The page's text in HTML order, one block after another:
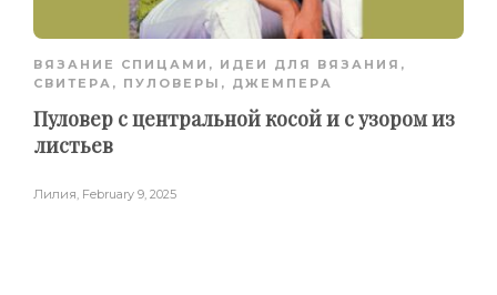
ВЯЗАНИЕ СПИЦАМИ , ИДЕИ ДЛЯ ВЯЗАНИЯ ,
СВИТЕРА, ПУЛОВЕРЫ, ДЖЕМПЕРА
Пуловер с центральной косой и с узором из
листьев
Лилия, February 9, 2025